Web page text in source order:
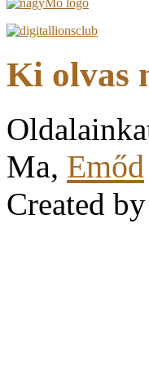
Ki olvas
Ma, Emőd
Created